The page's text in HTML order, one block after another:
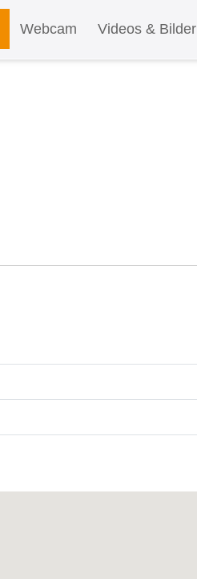
Webcam Videos & Bilder